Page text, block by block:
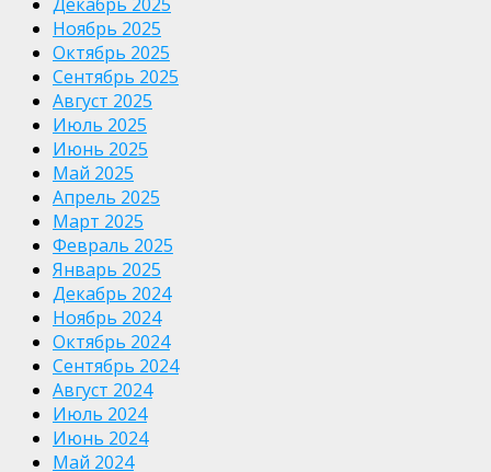
Ноябрь 2025
Октябрь 2025
Сентябрь 2025
Август 2025
Июль 2025
Июнь 2025
Май 2025
Апрель 2025
Март 2025
Февраль 2025
Январь 2025
Декабрь 2024
Ноябрь 2024
Октябрь 2024
Сентябрь 2024
Август 2024
Июль 2024
Июнь 2024
Май 2024